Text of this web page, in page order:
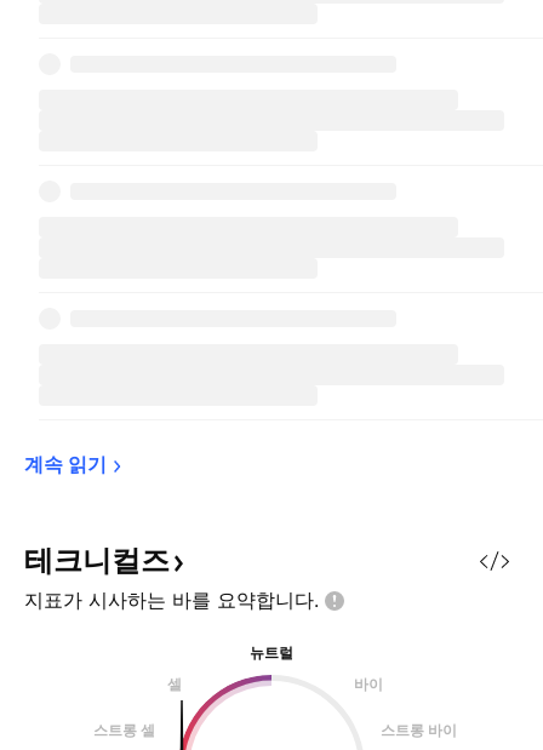
계속 읽기
테크니컬즈
지표가 시사하는 바를 요약합니다.
뉴트럴
셀
바이
스트롱 셀 스트롱 바이